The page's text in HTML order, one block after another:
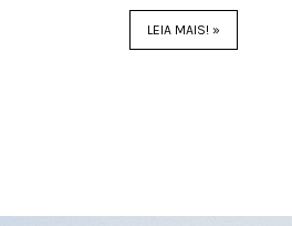
LEIA MAIS! »